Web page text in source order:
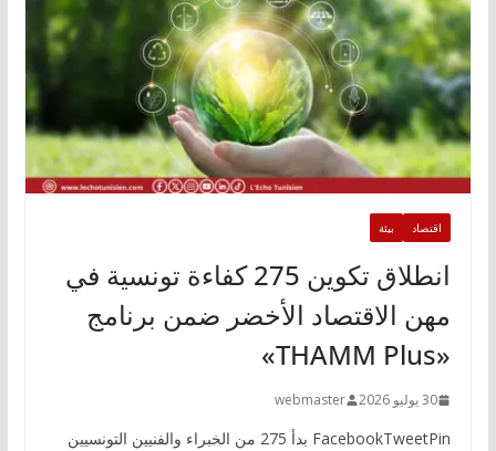
اقتصاد بيئة
انطلاق تكوين 275 كفاءة تونسية في
مهن الاقتصاد الأخضر ضمن برنامج
«THAMM Plus»
30 يوليو 2026 webmaster
FacebookTweetPin بدأ 275 من الخبراء والفنيين التونسيين